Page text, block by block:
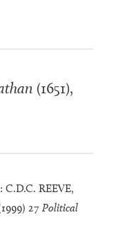
(1651),
REEVE,
27 Political